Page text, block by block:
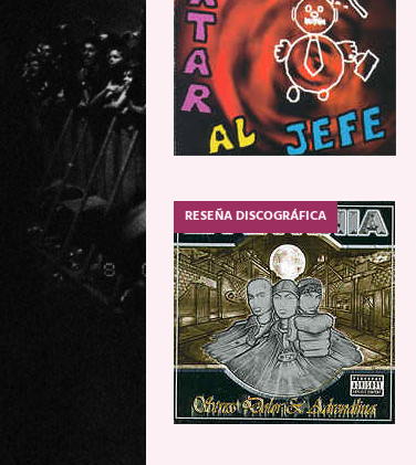
RESEÑA DISCOGRÁFICA